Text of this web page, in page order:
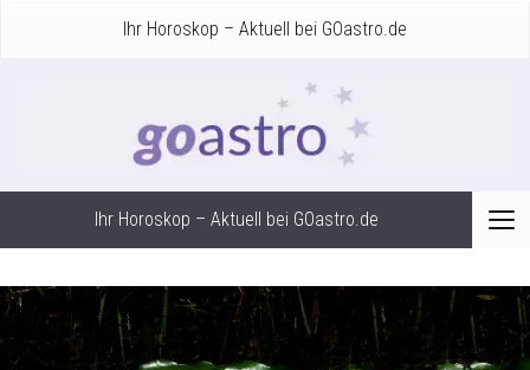
Ihr Horoskop – Aktuell bei GOastro.de
Ihr Horoskop – Aktuell bei GOastro.de